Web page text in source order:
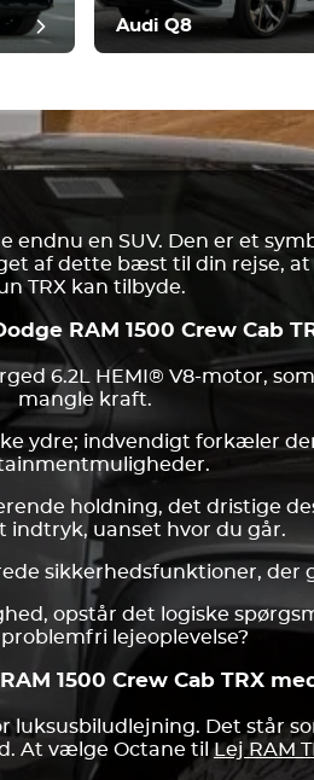
Audi Q8
endnu en SUV. Den er et
af dette bæst til din rejse,
TRX kan tilbyde.
RAM 1500 Crew Cab
6.2L HEMI® V8-motor,
mangle kraft.
ydre; indvendigt forkæler
holdning, det dristige
indtryk, uanset hvor du går.
sikkerhedsfunktioner, der
opstår det logiske
lejeoplevelse?
1500 Crew Cab TRX
luksusbiludlejning. Det står
At vælge Octane tilLej RAM